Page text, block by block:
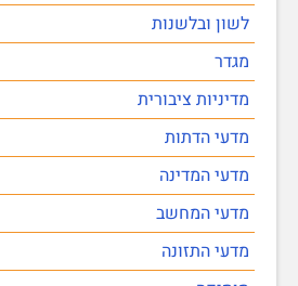
לשון ובלשנות
מגדר
מדיניות ציבורית
מדעי הדתות
מדעי המדינה
מדעי המחשב
מדעי התזונה